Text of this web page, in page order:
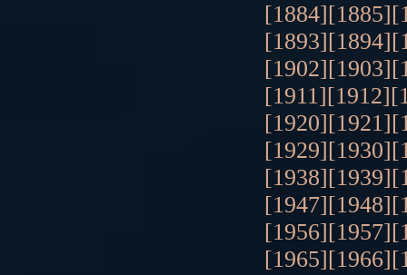
[1884][1885]
[1893][1894]
[1902][1903]
[1911][1912]
[1920][1921]
[1929][1930]
[1938][1939]
[1947][1948]
[1956][1957]
[1965][1966]